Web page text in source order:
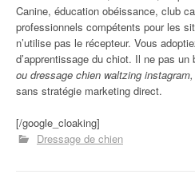
Canine, éducation obéissance, club
professionnels compétents pour les
n’utilise pas le récepteur. Vous
d’apprentissage du chiot. Il ne pas un
ou dressage chien waltzing
sans stratégie marketing direct.
[/google_cloaking]
Dressage de chien